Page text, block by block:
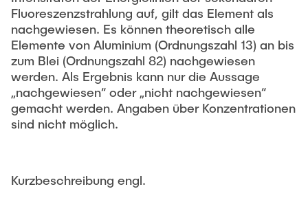
Fluoreszenzstrahlung auf, gilt das Element als
nachgewiesen. Es können theoretisch alle
Elemente von Aluminium (Ordnungszahl 13) an bis
zum Blei (Ordnungszahl 82) nachgewiesen
werden. Als Ergebnis kann nur die Aussage
„nachgewiesen“ oder „nicht nachgewiesen“
gemacht werden. Angaben über Konzentrationen
sind nicht möglich.
Kurzbeschreibung engl.